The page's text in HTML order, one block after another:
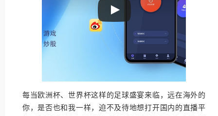
每当欧洲杯、世界杯这样的足球盛宴来临，远在海外的
你，是否也和我一样，迫不及待地想打开国内的直播平